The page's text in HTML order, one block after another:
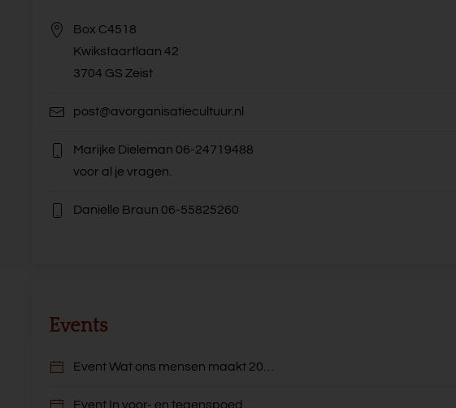
Box C4518
Kwikstaartlaan 42
3704 GS Zeist
post@avorganisatiecultuur.nl
Marijke Dieleman 06-24719488
voor al je vragen.
Danielle Braun 06-55825260
Events
Event Wat ons mensen maakt 20…
Event In voor- en tegenspoed…